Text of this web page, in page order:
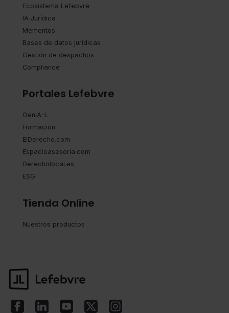
Ecosistema Lefebvre
IA Jurídica
Mementos
Bases de datos jurídicas
Gestión de despachos
Compliance
Portales Lefebvre
GenIA-L
Formación
ElDerecho.com
Espacioasesoria.com
Derecholocal.es
ESG
Tienda Online
Nuestros productos